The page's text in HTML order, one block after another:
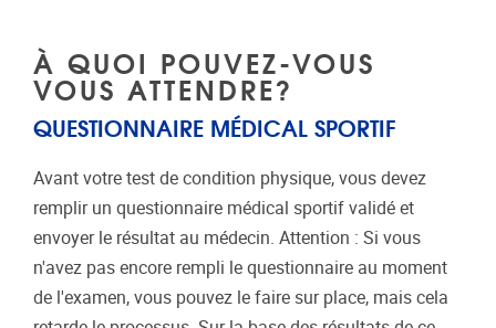
À QUOI POUVEZ-VOUS
VOUS ATTENDRE?
QUESTIONNAIRE MÉDICAL SPORTIF
Avant votre test de condition physique, vous devez
remplir un questionnaire médical sportif validé et
envoyer le résultat au médecin. Attention : Si vous
n'avez pas encore rempli le questionnaire au moment
de l'examen, vous pouvez le faire sur place, mais cela